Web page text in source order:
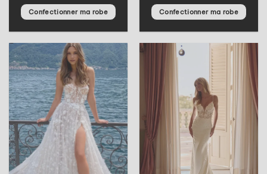
Confectionner ma robe Confectionner ma robe